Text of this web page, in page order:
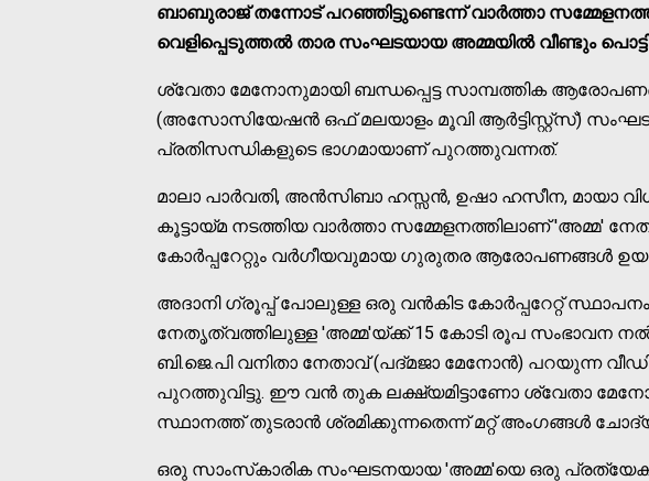
ബാബുരാജ് തന്നോട് പറഞ്ഞിട്ടുണ്ടെന്ന് വാര്‍ത്താ
വെളിപ്പെടുത്തല്‍ താര സംഘടയായ അമ്മയില്‍ വീണ്ടും
ശ്വേതാ മേനോനുമായി ബന്ധപ്പെട്ട സാമ്പത്തിക
(അസോസിയേഷന്‍ ഒഫ് മലയാളം മൂവി ആര്‍ട്ടിസ്റ്റ്‌സ്)
പ്രതിസന്ധികളുടെ ഭാഗമായാണ് പുറത്തുവന്നത്.
മാലാ പാര്‍വതി, അന്‍സിബാ ഹസ്സന്‍, ഉഷാ ഹസീന, മായാ
കൂട്ടായ്മ നടത്തിയ വാര്‍ത്താ സമ്മേളനത്തിലാണ് 'അമ്മ'
കോര്‍പ്പറേറ്റും വര്‍ഗീയവുമായ ഗുരുതര ആരോപണങ്ങള്‍
അദാനി ഗ്രൂപ്പ് പോലുള്ള ഒരു വന്‍കിട കോര്‍പ്പറേറ്റ്
നേതൃത്വത്തിലുള്ള 'അമ്മ'യ്ക്ക് 15 കോടി രൂപ സംഭാവന
ബി.ജെ.പി വനിതാ നേതാവ് (പദ്മജാ മേനോന്‍) പറയുന്ന
പുറത്തുവിട്ടു. ഈ വന്‍ തുക ലക്ഷ്യമിട്ടാണോ ശ്വേതാ
സ്ഥാനത്ത് തുടരാന്‍ ശ്രമിക്കുന്നതെന്ന് മറ്റ് അംഗങ്ങള്‍
ഒരു സാംസ്‌കാരിക സംഘടനയായ 'അമ്മ'യെ ഒരു പ്രത്യേക